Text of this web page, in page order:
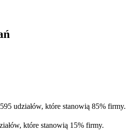
udziałów, które stanowią 85% firmy.
które stanowią 15% firmy.